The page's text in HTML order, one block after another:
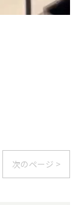
次のページ >